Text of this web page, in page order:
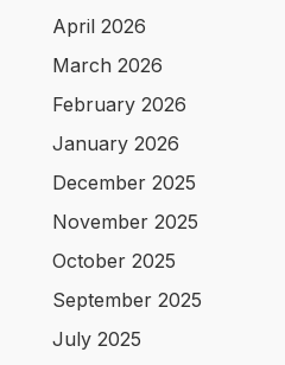
April 2026
March 2026
February 2026
January 2026
December 2025
November 2025
October 2025
September 2025
July 2025